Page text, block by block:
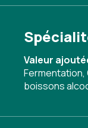
Valeur
Fermentation,
boissons